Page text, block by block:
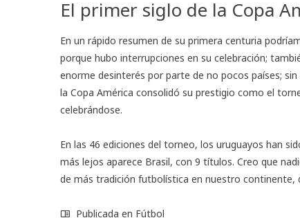
El primer siglo de la Copa
En un rápido resumen de su primera centuria
porque hubo interrupciones en su celebración;
enorme desinterés por parte de no pocos países;
la Copa América consolidó su prestigio como el
celebrándose.
En las 46 ediciones del torneo, los uruguayos han
más lejos aparece Brasil, con 9 títulos. Creo que
de más tradición futbolística en nuestro continente,
Publicada en Fútbol